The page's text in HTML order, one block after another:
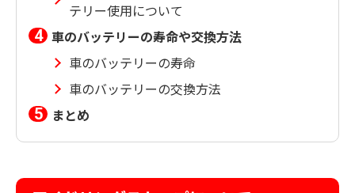
テリー使用について
車のバッテリーの寿命や交換方法
車のバッテリーの寿命
車のバッテリーの交換方法
まとめ